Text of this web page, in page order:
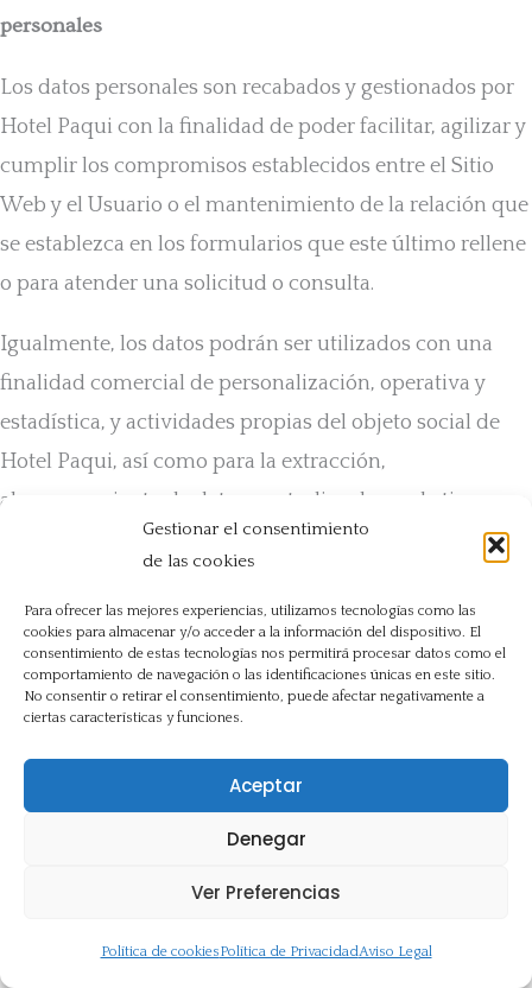
Gestionar el consentimiento
de las cookies
Para ofrecer las mejores experiencias, utilizamos tecnologías como las
cookies para almacenar y/o acceder a la información del dispositivo. El
consentimiento de estas tecnologías nos permitirá procesar datos como el
comportamiento de navegación o las identificaciones únicas en este sitio.
No consentir o retirar el consentimiento, puede afectar negativamente a
ciertas características y funciones.
Aceptar
Denegar
Ver Preferencias
Política de cookiesPolítica de PrivacidadAviso Legal
personales
Los datos personales son recabados y gestionados por
Hotel Paqui con la finalidad de poder facilitar, agilizar y
cumplir los compromisos establecidos entre el Sitio
Web y el Usuario o el mantenimiento de la relación que
se establezca en los formularios que este último rellene
o para atender una solicitud o consulta.
Igualmente, los datos podrán ser utilizados con una
finalidad comercial de personalización, operativa y
estadística, y actividades propias del objeto social de
Hotel Paqui, así como para la extracción,
almacenamiento de datos y estudios de marketing para
adecuar el Contenido ofertado al Usuario, así como
Sitio Web.
En el momento en que se obtengan los datos
personales, se informará al Usuario acerca del fin o
fines específicos del tratamiento a que se destinarán los
datos personales; es decir, del uso o usos que se dará a
la información recopilada.
Períodos de retención de los datos personales
Los datos personales solo serán retenidos durante el